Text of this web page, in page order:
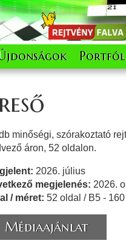
minőségi, szórakoztató
áron, 52 oldalon.
2026. július
megjelenés: 2026.
/ méret: 52 oldal / B5 -
Médiaajánlat